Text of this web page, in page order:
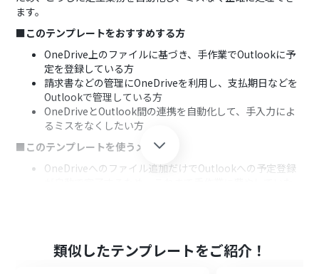
ます。
■このテンプレートをおすすめする方
OneDrive上のファイルに基づき、手作業でOutlookに予
定を登録している方
請求書などの管理にOneDriveを利用し、支払期日などを
Outlookで管理している方
OneDriveとOutlook間の連携を自動化して、手入力によ
るミスをなくしたい方
■このテンプレートを使うメリット
OneDriveへのファイル追加だけでOutlookへの予定登録
■フローボットの流れ
類似したテンプレートをご紹介！